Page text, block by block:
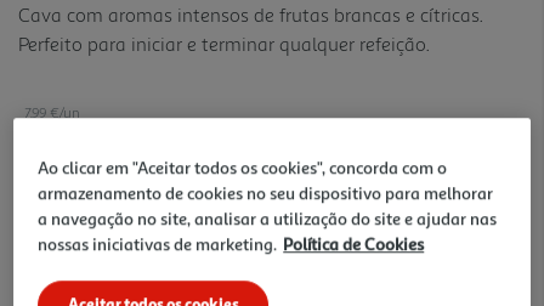
Cava com aromas intensos de frutas brancas e cítricas.
Perfeito para iniciar e terminar qualquer refeição.
7.99 €/un
5,99 €
Notas de preparação
Ao clicar em "Aceitar todos os cookies", concorda com o
armazenamento de cookies no seu dispositivo para melhorar
a navegação no site, analisar a utilização do site e ajudar nas
nossas iniciativas de marketing. Política de Cookies